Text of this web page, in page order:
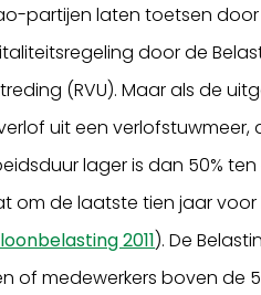
partijen laten toetsen
door de
(RVU). Maar als de
uit een verlofstuwmeer,
lager is dan 50%
om de laatste tien jaar
2011). De
of medewerkers boven de